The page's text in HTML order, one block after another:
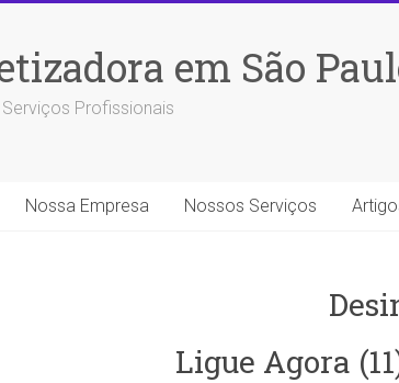
em São
Profissionais
Nossa Empresa Nossos Serviços
Ligue Agora